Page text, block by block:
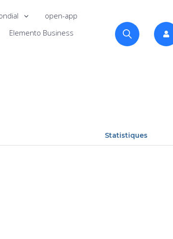
open-app
Elemento Business
Statistiques